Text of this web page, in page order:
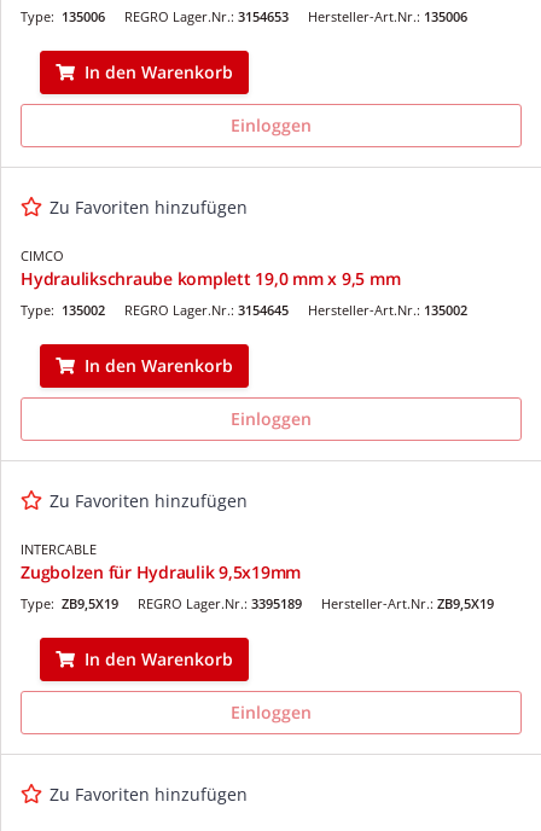
REGRO Lager.Nr.: 3154653
Type: 135006 Hersteller-Art.Nr.: 135006
In den Warenkorb
Einloggen
Zu Favoriten hinzufügen
CIMCO
Hydraulikschraube komplett 19,0 mm x 9,5 mm
REGRO Lager.Nr.: 3154645
Type: 135002 Hersteller-Art.Nr.: 135002
In den Warenkorb
Einloggen
Zu Favoriten hinzufügen
INTERCABLE
Zugbolzen für Hydraulik 9,5x19mm
REGRO Lager.Nr.: 3395189
Type: ZB9,5X19 Hersteller-Art.Nr.: ZB9,5X19
In den Warenkorb
Einloggen
Zu Favoriten hinzufügen